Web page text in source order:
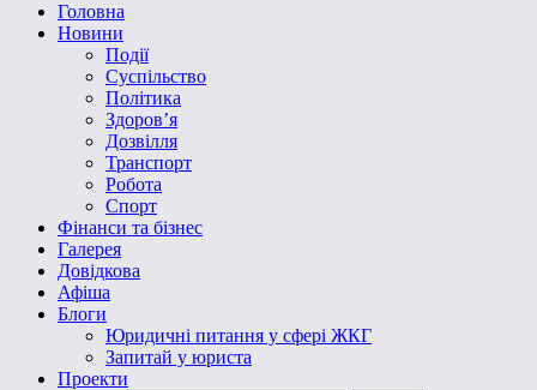
Головна
Новини
Події
Суспільство
Політика
Здоров’я
Дозвілля
Транспорт
Робота
Спорт
Фінанси та бізнес
Галерея
Довідкова
Афіша
Блоги
Юридичні питання у сфері ЖКГ
Запитай у юриста
Проекти